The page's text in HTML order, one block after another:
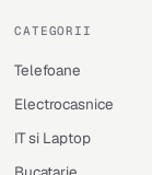
CATEGORII
Telefoane
Electrocasnice
IT si Laptop